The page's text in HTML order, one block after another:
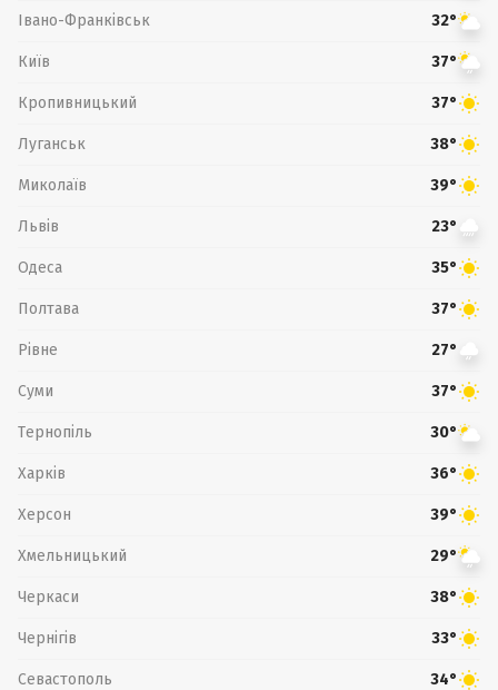
Івано-Франківськ 32°
Київ 37°
Кропивницький 37°
Луганськ 38°
Миколаїв 39°
Львів 23°
Одеса 35°
Полтава 37°
Рівне 27°
Суми 37°
Тернопіль 30°
Харків 36°
Херсон 39°
Хмельницький 29°
Черкаси 38°
Чернігів 33°
Севастополь 34°